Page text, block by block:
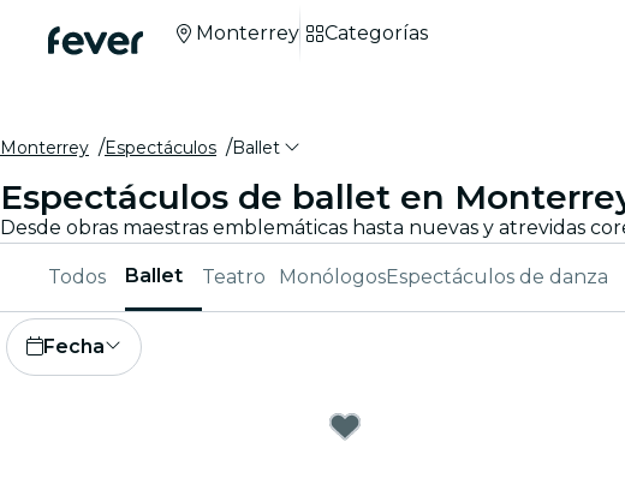
Monterrey Categorías
Monterrey Espectáculos Ballet
Espectáculos de ballet en
Todos Ballet Teatro MonólogosEspectáculos de danza
Fecha